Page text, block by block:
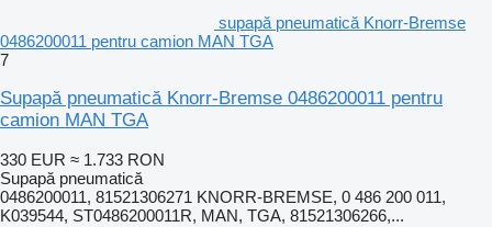
supapă pneumatică Knorr-Bremse
0486200011 pentru camion MAN TGA
7
Supapă pneumatică Knorr-Bremse 0486200011 pentru
camion MAN TGA
330 EUR ≈ 1.733 RON
Supapă pneumatică
0486200011, 81521306271 KNORR-BREMSE, 0 486 200 011,
K039544, ST0486200011R, MAN, TGA, 81521306266,...